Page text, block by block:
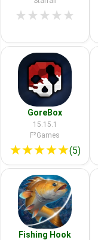
★★★★★
GoreBox
15.15.1
F²Games
★★★★★(5)
Fishing Hook